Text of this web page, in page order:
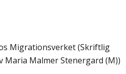
Migrationsverket (Skriftlig
Maria Malmer Stenergard (M))